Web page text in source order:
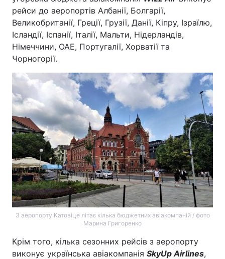
рейси до аеропортів Албанії, Болгарії,
Великобританії, Греції, Грузії, Данії, Кіпру, Ізраїлю,
Ісландії, Іспанії, Італії, Мальти, Нідерландів,
Німеччини, ОАЕ, Португалії, Хорватії та
Чорногорії.
З аеропорту Катовіце літає кілька бюджетних авіакомпаній / фото
Марина Григоренко
Крім того, кілька сезонних рейсів з аеропорту
виконує українська авіакомпанія SkyUp Airlines,